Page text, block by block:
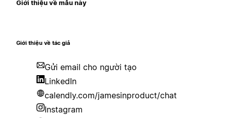
Giới thiệu về mẫu này
Giới thiệu về tác giả
Gửi email cho người tạo
LinkedIn
calendly.com/jamesinproduct/chat
Instagram